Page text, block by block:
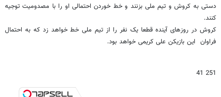
دستی به کروش و تیم ملی بزنند و خط خوردن احتمالی او را با مصدومیت توجیه
کنند.
کروش در روزهای آینده قطعا یک نفر را از تیم ملی خط خواهد زد که به احتمال
فراوان این بازیکن علی کریمی خواهد بود.
251 41